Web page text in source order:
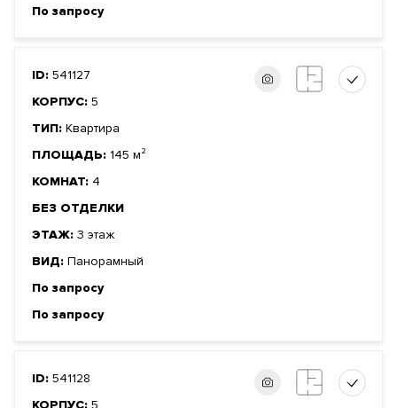
По запросу
ID: 541127
КОРПУС: 5
ТИП: Квартира
ПЛОЩАДЬ: 145 м²
КОМНАТ: 4
БЕЗ ОТДЕЛКИ
ЭТАЖ: 3 этаж
ВИД: Панорамный
По запросу
По запросу
ID: 541128